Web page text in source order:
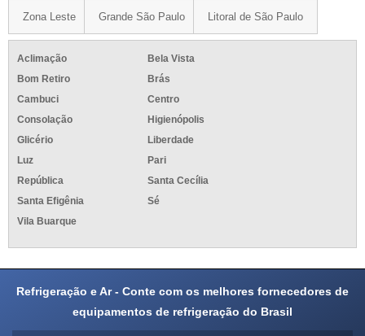
Zona Leste Grande São Paulo Litoral de São Paulo
Aclimação
Bela Vista
Bom Retiro
Brás
Cambuci
Centro
Consolação
Higienópolis
Glicério
Liberdade
Luz
Pari
República
Santa Cecília
Santa Efigênia
Sé
Vila Buarque
Refrigeração e Ar - Conte com os melhores fornecedores de
equipamentos de refrigeração do Brasil